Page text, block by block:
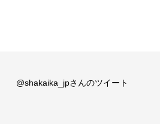
@shakaika_jpさんのツイート